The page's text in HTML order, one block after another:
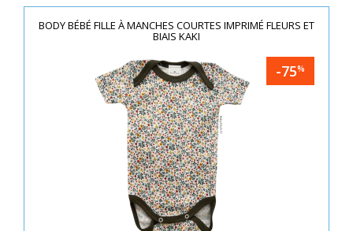
BODY BÉBÉ FILLE À MANCHES COURTES IMPRIMÉ FLEURS ET
BIAIS KAKI
-75%